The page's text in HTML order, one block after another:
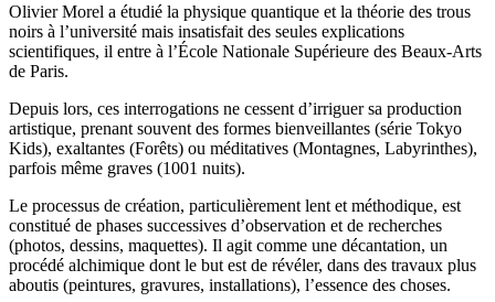
Olivier Morel a étudié la physique quantique et la théorie des trous
noirs à l’université mais insatisfait des seules explications
scientifiques, il entre à l’École Nationale Supérieure des Beaux-Arts
de Paris.
Depuis lors, ces interrogations ne cessent d’irriguer sa production
artistique, prenant souvent des formes bienveillantes (série Tokyo
Kids), exaltantes (Forêts) ou méditatives (Montagnes, Labyrinthes),
parfois même graves (1001 nuits).
Le processus de création, particulièrement lent et méthodique, est
constitué de phases successives d’observation et de recherches
(photos, dessins, maquettes). Il agit comme une décantation, un
procédé alchimique dont le but est de révéler, dans des travaux plus
aboutis (peintures, gravures, installations), l’essence des choses.